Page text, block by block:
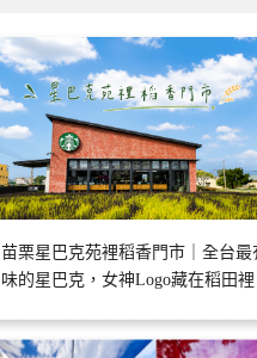
苗栗星巴克苑裡稻香門市｜全台最
味的星巴克，女神Logo藏在稻田裡